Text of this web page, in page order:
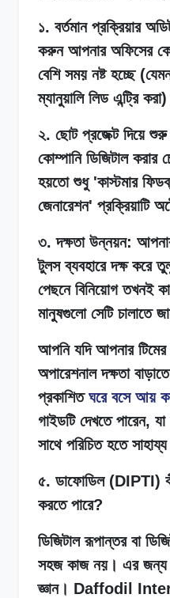
১. বর্তমান প্রক্রিয়ার
করুন আপনার অফিসের
বেশি সময় নষ্ট হচ্ছে
ম্যানুয়ালি লিড এন্ট্রি
২. ছোট প্রজেক্ট দিয়ে
কোম্পানি ডিজিটাল করার
হয়তো শুধু 'কাস্টমার
জেনারেশন' প্রক্রিয়াটি
৩. দক্ষতা উন্নয়ন:
টুলস ব্যবহারে দক্ষ করে
পেছনে বিনিয়োগ তখনই
মানুষগুলো সেটি চালাতে
আপনি যদি আপনার টিমের
অপারেশনাল দক্ষতা
প্রকাশিতঘরে বসে আয়
গাইডটি দেখতে পারেন,
সাথে পরিচিত হতে
৫. ডাফোডিল (DIPTI)
করতে পারে?
ডিজিটাল রূপান্তর বা
সহজ কাজ নয়। এর জন্য
জ্ঞান। Daffodil